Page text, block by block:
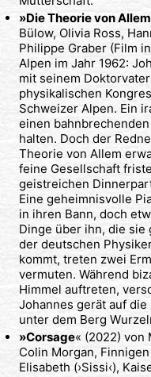
»Die Theorie von Allem
Bülow, Olivia Ross,
Philippe Graber (Film
Alpen im Jahr 1962:
mit seinem
physikalischen
Schweizer Alpen. Ein
einen
halten. Doch der
Theorie von Allem
feine Gesellschaft
geistreichen
Eine geheimnisvolle
in ihren Bann, doch
Dinge über ihn, die sie
der deutschen
kommt, treten zwei
vermuten. Während
Himmel auftreten,
Johannes gerät auf
unter dem Berg
»Corsage« (2022) von
Colin Morgan,
Elisabeth (›Sissi‹),